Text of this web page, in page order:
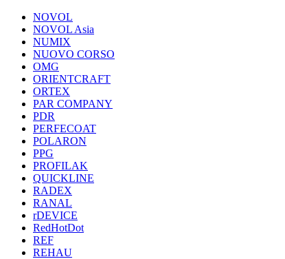
NOVOL
NOVOL Asia
NUMIX
NUOVO CORSO
OMG
ORIENTCRAFT
ORTEX
PAR COMPANY
PDR
PERFECOAT
POLARON
PPG
PROFILAK
QUICKLINE
RADEX
RANAL
rDEVICE
RedHotDot
REF
REHAU